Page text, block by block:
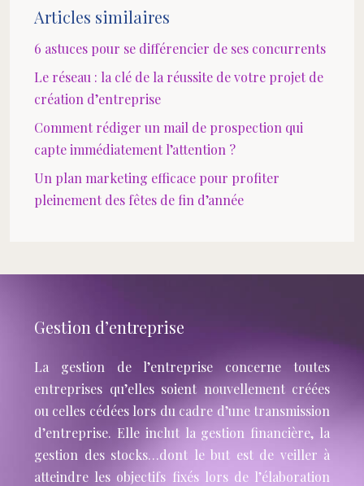
Articles similaires
6 astuces pour se différencier de ses concurrents
Le réseau : la clé de la réussite de votre projet de
création d’entreprise
Comment rédiger un mail de prospection qui
capte immédiatement l’attention ?
Un plan marketing efficace pour profiter
pleinement des fêtes de fin d’année
Gestion d’entreprise
La gestion de l’entreprise concerne toutes
entreprises qu’elles soient nouvellement créées
ou celles cédées lors du cadre d’une transmission
d’entreprise. Elle inclut la gestion financière, la
gestion des stocks…dont le but est de veiller à
atteindre les objectifs fixés lors de l’élaboration